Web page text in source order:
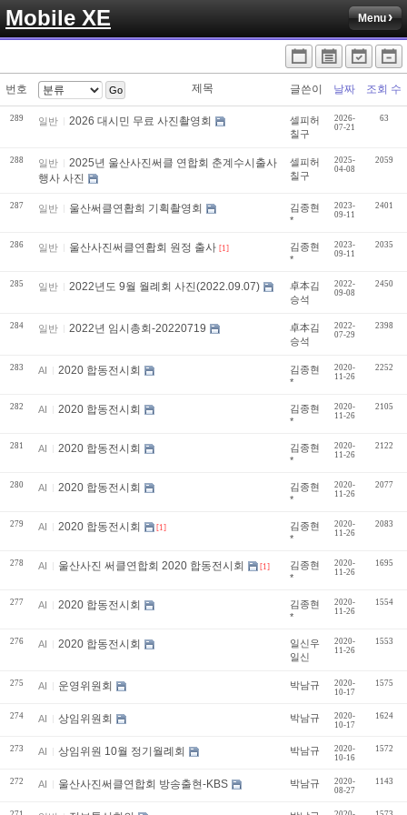
Mobile XE Menu
번호 Go 제목 글쓴이 날짜 조회 수
289 일반 2026 대시민 무료 사진촬영회
셀피허
칠구
2026-
07-21
63
288 일반
2025년 울산사진써클 연합회 춘계수시출사
행사 사진
셀피허
칠구
2025-
04-08
2059
287 일반 울산써클연홥희 기획촬영회
김종현
*
2023-
09-11
2401
286 일반 울산사진써클연홥회 원정 출사 [1]
김종현
*
2023-
09-11
2035
285 일반 2022년도 9월 월례회 사진(2022.09.07)
卓本김
승석
2022-
09-08
2450
284 일반 2022년 임시총회-20220719
卓本김
승석
2022-
07-29
2398
283 AI 2020 합동전시회
김종현
*
2020-
11-26
2252
282 AI 2020 합동전시회
김종현
*
2020-
11-26
2105
281 AI 2020 합동전시회
김종현
*
2020-
11-26
2122
280 AI 2020 합동전시회
김종현
*
2020-
11-26
2077
279 AI 2020 합동전시회 [1]
김종현
*
2020-
11-26
2083
278 AI 울산사진 써클연합회 2020 합동전시회 [1]
김종현
*
2020-
11-26
1695
277 AI 2020 합동전시회
김종현
*
2020-
11-26
1554
276 AI 2020 합동전시회
일신우
일신
2020-
11-26
1553
275 AI 운영위원회 박남규
2020-
10-17
1575
274 AI 상임위원회 박남규
2020-
10-17
1624
273 AI 상임위원 10월 정기월례회 박남규
2020-
10-16
1572
272 AI 울산사진써클연합회 방송출현-KBS 박남규
2020-
08-27
1143